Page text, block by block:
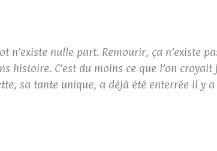
n’existe nulle part. Remourir, ça n’existe
histoire. C’est du moins ce que l’on
sa tante unique, a déjà été enterrée il y